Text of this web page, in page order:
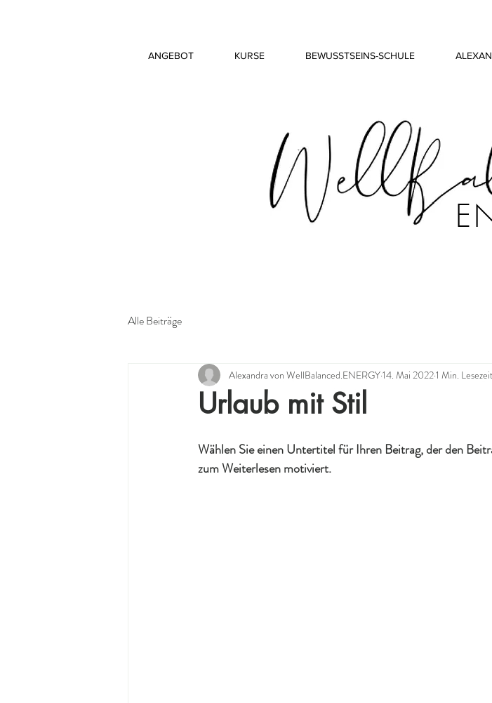
ANGEBOT KURSE BEWUSSTSEINS-SCHULE
Alle Beiträge
Urlaub mit Stil
Alexandra von WellBalanced.ENERGY14. Mai 20221 Min. Lesezeit
Wählen Sie einen Untertitel für Ihren Beitrag, der den
zum Weiterlesen motiviert.